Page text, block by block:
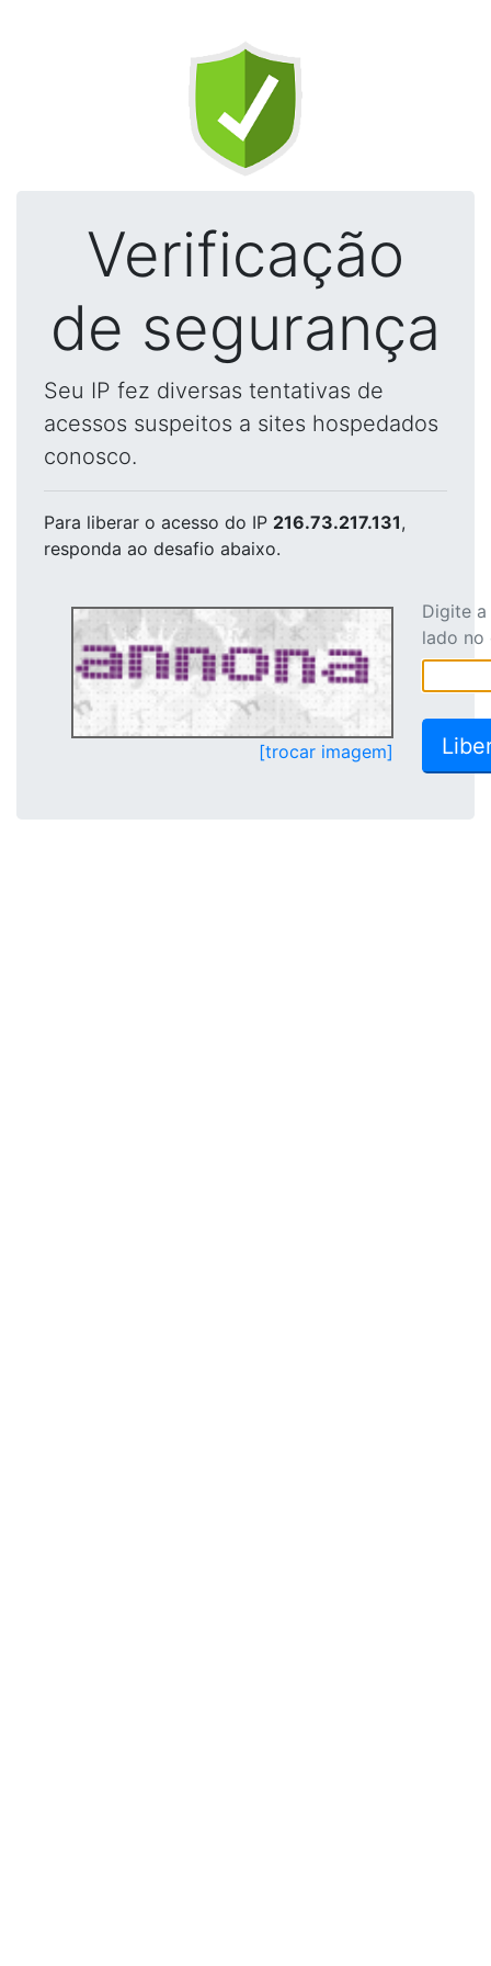
Verificação
de segurança
Seu IP fez diversas tentativas de
acessos suspeitos a sites hospedados
conosco.
Para liberar o acesso do IP 216.73.217.131,
responda ao desafio abaixo.
[trocar imagem]
Digite
lado no